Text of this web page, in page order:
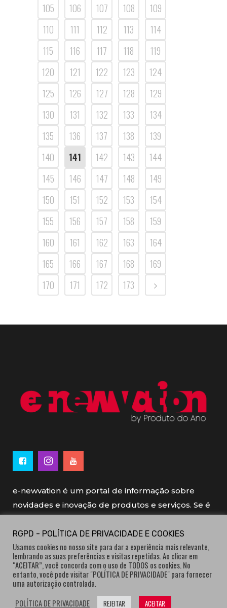
105
106 107 108
109
110
111 112 113
114
115
116 117 118
119
120
121 122 123
124
125
126 127 128
129
130
131 132 133
134
135
136 137 138
139
140
141 142 143
144
145
146 147 148
149
150
151 152 153
154
155
156 157 158
159
160
161 162 163
164
165
166 167 168
169
170
171 172 173
e-newvation é um portal de informação sobre
novidades e inovação de produtos e serviços. Se é
e-newvation tem o patrocínio do “Produto do
Ano”, o prémio de inovação atribuído por
consumidores.
RGPD - POLÍTICA DE PRIVACIDADE E COOKIES
Usamos cookies no nosso site para dar a experiência mais relevante,
lembrando as suas preferências e visitas repetidas. Ao clicar em
“ACEITAR”, você concorda com o uso de TODOS os cookies. No
entanto, você pode visitar "POLÍTICA DE PRIVACIDADE" para fornecer
uma autorização controlada.
POLÍTICA DE PRIVACIDADE
REJEITAR ACEITAR